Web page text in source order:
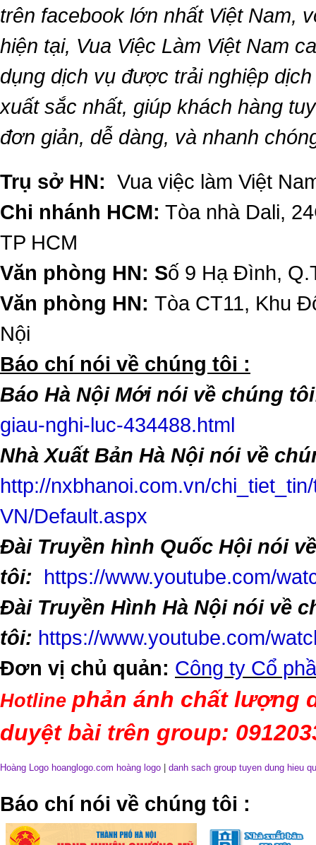
trên facebook lớn nhất Việt Nam,
hiện tại, Vua Việc Làm Việt Nam
dụng dịch vụ được trải nghiệp
xuất sắc nhất, giúp khách hàng
đơn giản, dễ dàng, và nhanh
Trụ sở HN: Vua việc làm Việt
Chi nhánh HCM: Tòa nhà Dali,
TP HCM
Văn phòng HN: Số 9 Hạ Đình,
Văn phòng HN: Tòa CT11, Khu
Nội
​Báo chí nói về chúng tôi :
Báo Hà Nội Mới nói về chúng
giau-nghi-luc-434488.html
Nhà Xuất Bản Hà Nội nói về
http://nxbhanoi.com.vn/
VN/Default.aspx
Đài Truyền hình Quốc Hội nói
tôi:
https://www.youtube.com/
Đài Truyền Hình Hà Nội nói về
tôi: https://www.youtube.com/
Đơn vị chủ quản: Công ty Cổ
Hotline phản ánh chất lượng
duyệt bài trên group:
Hoàng Logo hoanglogo.com hoàng logo danh sach group tuyen dung hieu
​Báo chí nói về chúng tôi :